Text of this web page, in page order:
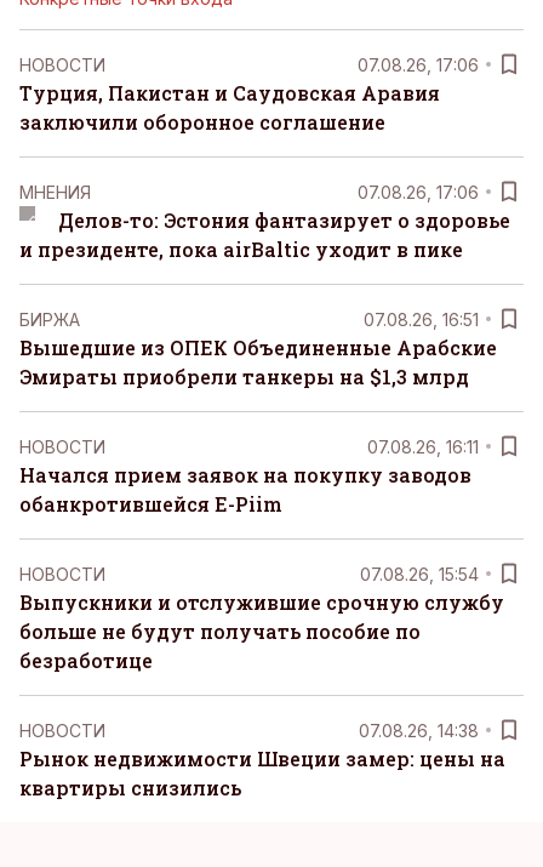
НОВОСТИ 07.08.26, 17:06
Турция, Пакистан и Саудовская Аравия
заключили оборонное соглашение
MНЕНИЯ 07.08.26, 17:06
Делов-то: Эстония фантазирует о здоровье
и президенте, пока airBaltic уходит в пике
БИРЖА 07.08.26, 16:51
Вышедшие из ОПЕК Объединенные Арабские
Эмираты приобрели танкеры на $1,3 млрд
НОВОСТИ 07.08.26, 16:11
Начался прием заявок на покупку заводов
обанкротившейся E-Piim
НОВОСТИ 07.08.26, 15:54
Выпускники и отслужившие срочную службу
больше не будут получать пособие по
безработице
НОВОСТИ 07.08.26, 14:38
Рынок недвижимости Швеции замер: цены на
квартиры снизились